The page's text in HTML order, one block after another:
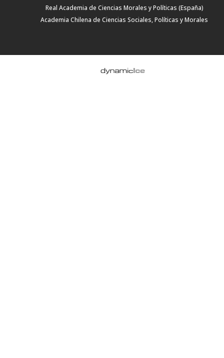
Real Academia de Ciencias Morales y Políticas (España)
Academia Chilena de Ciencias Sociales, Políticas y Morales